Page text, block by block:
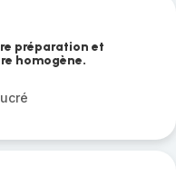
préparation et
homogène.